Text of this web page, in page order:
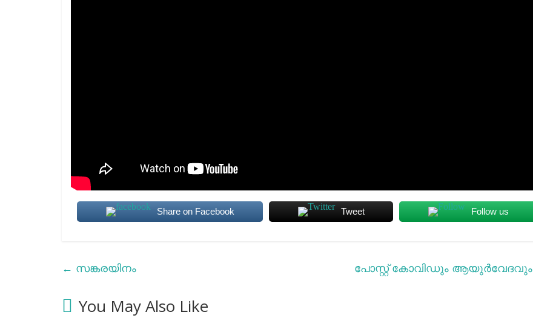
Share on Facebook Tweet Follow us
← സങ്കരയിനം പോസ്റ്റ് കോവിഡും ആയുര്‍വേദവും
You May Also Like